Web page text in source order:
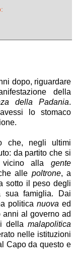
dopo, riguardare
della
della Padania.
lo stomaco
che, negli ultimi
da partito che si
allagente
alle poltrone, a
sotto il peso degli
famiglia. Dai
politica nuova ed
al governo ad
dellamalapolitica
nelle istituzioni
Capo da questo e